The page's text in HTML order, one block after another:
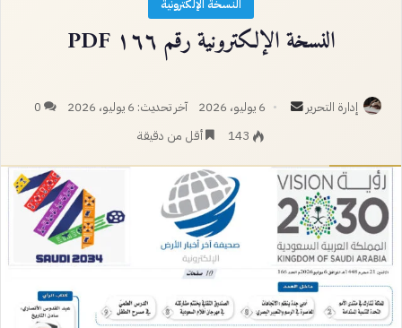
النسخة الإلكترونية
النسخة الإلكترونية رقم ١٦٦ PDF
إدارة التحرير
أرسل 6 يوليو، 2026 آخر تحديث: 6 يوليو، 2026
0
143
أقل من دقيقة